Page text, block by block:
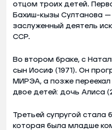
отцом троих детей.
Бахиш-кызы Султанова
заслуженный деятель
ССР.
Во втором браке, с
сын Иосиф (1971). Он
МИРЭА, а позже
двое детей: дочь Алиса
Третьей супругой стала
которая была младше